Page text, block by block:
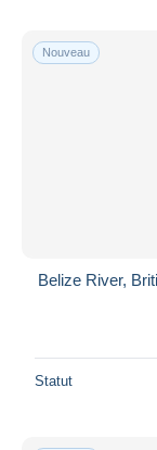
Nouveau
Belize River,
Statut